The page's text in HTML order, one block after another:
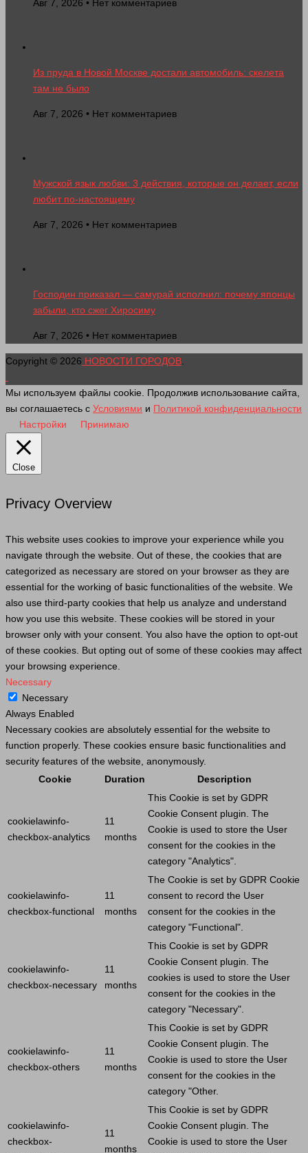
Авг 7, 2026 • Нет комментариев
Из пруда в Новой Москве достали автомобиль: скелета
там не было
Авг 7, 2026 • Нет комментариев
Мужской язык любви: 3 действия, которые он делает, если
любит по-настоящему
Авг 7, 2026 • Нет комментариев
Господин приказал — самурай исполнил: почему японцы
забыли, кто сжег Хиросиму
Авг 7, 2026 • Нет комментариев
Copyright © 2026 НОВОСТИ ГОРОДОВ
Мы используем файлы cookie. Продолжив использование сайта,
вы соглашаетесь с Условиями и Политикой конфиденциальности
Настройки
Принимаю
Close
Privacy Overview
This website uses cookies to improve your experience while you
navigate through the website. Out of these, the cookies that are
categorized as necessary are stored on your browser as they are
essential for the working of basic functionalities of the website. We
also use third-party cookies that help us analyze and understand
how you use this website. These cookies will be stored in your
browser only with your consent. You also have the option to opt-out
of these cookies. But opting out of some of these cookies may affect
your browsing experience.
Necessary
Necessary
Always Enabled
Necessary cookies are absolutely essential for the website to
function properly. These cookies ensure basic functionalities and
security features of the website, anonymously.
Cookie
Duration Description
cookielawinfo-
checkbox-analytics
11
months
This Cookie is set by GDPR
Cookie Consent plugin. The
Cookie is used to store the User
consent for the cookies in the
category "Analytics".
cookielawinfo-
checkbox-functional
11
months
The Cookie is set by GDPR Cookie
consent to record the User
consent for the cookies in the
category "Functional".
cookielawinfo-
checkbox-necessary
11
months
This Cookie is set by GDPR
Cookie Consent plugin. The
cookies is used to store the User
consent for the cookies in the
category "Necessary".
cookielawinfo-
checkbox-others
11
months
This Cookie is set by GDPR
Cookie Consent plugin. The
Cookie is used to store the User
consent for the cookies in the
category "Other.
cookielawinfo-
checkbox-
11
months
This Cookie is set by GDPR
Cookie Consent plugin. The
Cookie is used to store the User